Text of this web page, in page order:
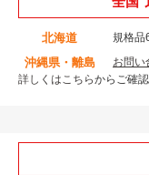
北海道 規格品
沖縄県・離島
お問い
詳しくはこちらからご確認